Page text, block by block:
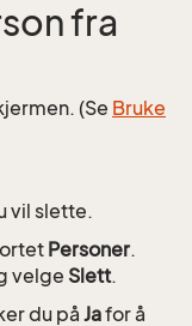
fra
(Se Bruke
vil slette.
Personer.
velge Slett.
du på Jafor å